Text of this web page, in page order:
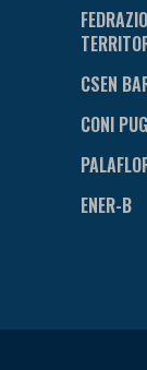
CSEN
CONI
ENER-B